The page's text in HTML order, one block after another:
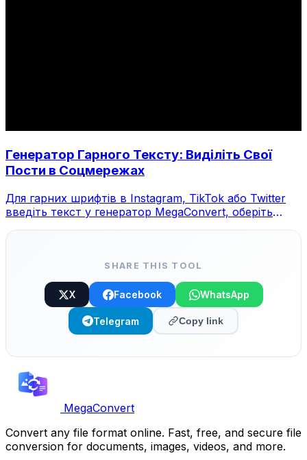
Генератор Гарного Тексту: Виділіть Свої
Пости в Соцмережах
Для гарних шрифтів в Instagram, TikTok або Twitter
введіть текст у генератор MegaConvert, оберіть
SHARE THIS TOOL
X Facebook WhatsApp
Telegram Copy link
MegaConvert
Convert any file format online. Fast, free, and secure file
conversion for documents, images, videos, and more.